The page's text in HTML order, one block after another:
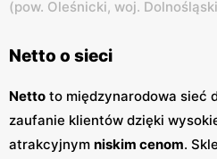
(pow. Oleśnicki, woj.
Netto o sieci
Netto to międzynarodowa sieć
zaufanie klientów dzięki
atrakcyjnym niskim cenom.